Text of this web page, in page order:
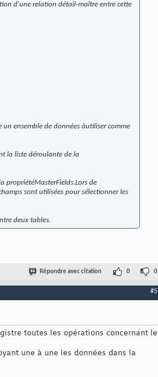
d'une relation détail-maître entre cette
ensemble de données àutiliser comme
la liste déroulante de la
propriétéMasterFields.Lors de
sont utilisées pour sélectionner les
deux tables.
Répondre avec citation 0 0
#5
toutes les opérations concernant le
une à une les données dans la